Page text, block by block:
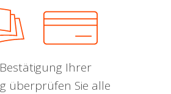
Ihrer
überprüfen Sie alle